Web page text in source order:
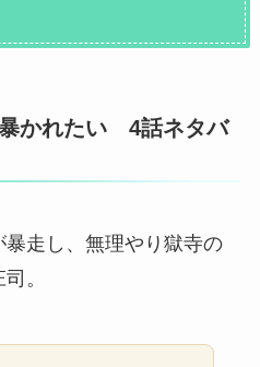
かれたい 4話ネタバ
走し、無理やり獄寺の
。